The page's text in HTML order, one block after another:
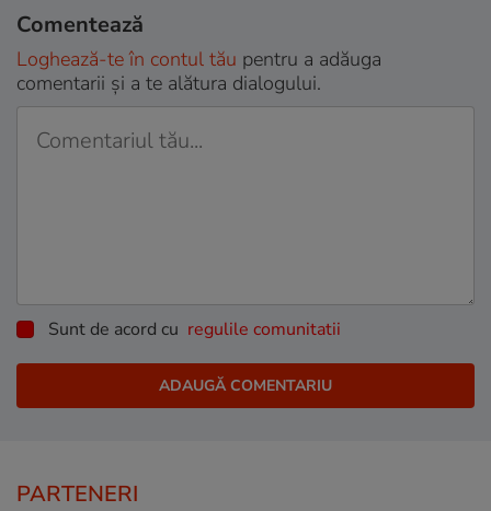
Comentează
Loghează-te în contul tău pentru a adăuga
comentarii și a te alătura dialogului.
Sunt de acord cu regulile comunitatii
PARTENERI